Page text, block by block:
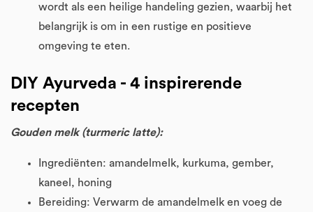
wordt als een heilige handeling gezien, waarbij het
belangrijk is om in een rustige en positieve
omgeving te eten.
DIY Ayurveda - 4 inspirerende
recepten
Gouden melk (turmeric latte):
Ingrediënten: amandelmelk, kurkuma, gember,
kaneel, honing
Bereiding: Verwarm de amandelmelk en voeg de